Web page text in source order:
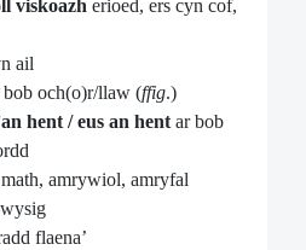
viskoazh erioed, ers cyn cof,
ail
bob och(o)r/llaw (ffig.)
hent / eus an hent ar bob
amrywiol, amryfal
flaena’